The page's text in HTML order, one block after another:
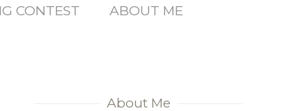
CONTEST ABOUT ME
About Me